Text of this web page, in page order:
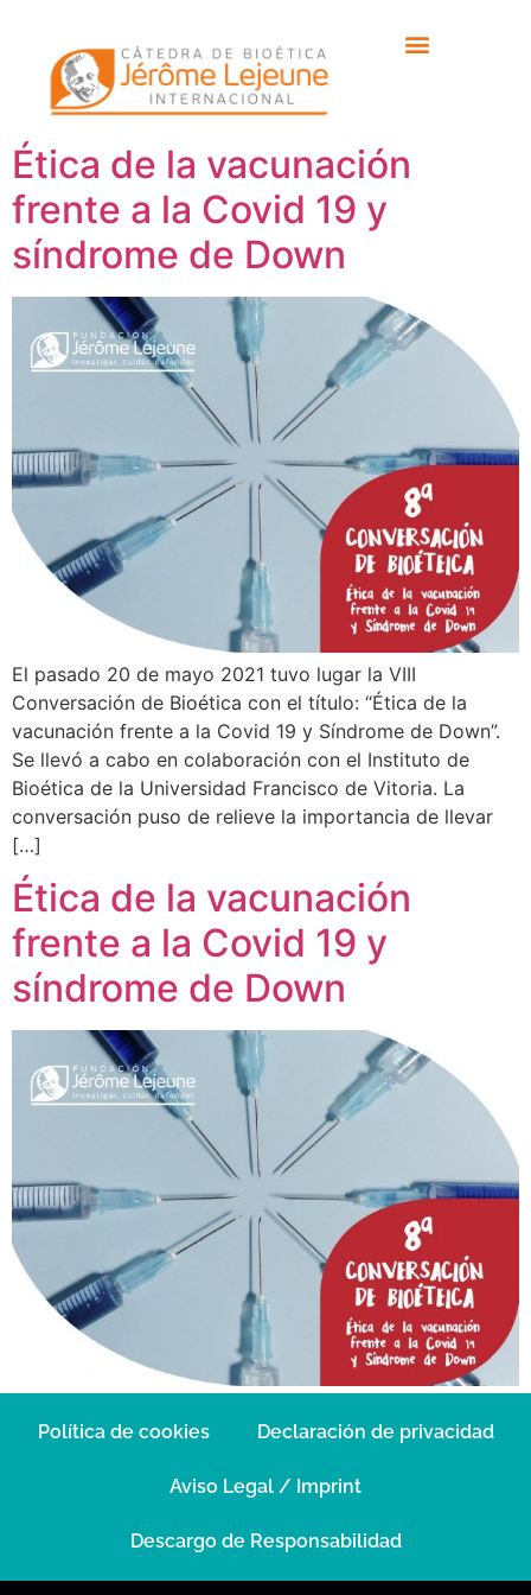
Etiqueta: Dr. Jesús
San Román
Ética de la vacunación
frente a la Covid 19 y
síndrome de Down
El pasado 20 de mayo 2021 tuvo lugar la VIII
Conversación de Bioética con el título: “Ética de la
vacunación frente a la Covid 19 y Síndrome de Down”.
Se llevó a cabo en colaboración con el Instituto de
Bioética de la Universidad Francisco de Vitoria. La
conversación puso de relieve la importancia de llevar
[…]
Ética de la vacunación
frente a la Covid 19 y
síndrome de Down
Política de cookies Declaración de privacidad
Aviso Legal / Imprint
Descargo de Responsabilidad